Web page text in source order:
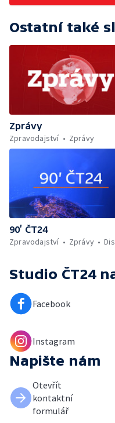
Ostatní také
Zprávy
Zpravodajství
Zprávy
90’ ČT24
Zpravodajství
Zprávy
Studio ČT24
Facebook
Instagram
Napište nám
Otevřít
kontaktní
formulář